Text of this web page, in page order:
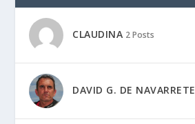
CLAUDINA 2 Posts
DAVID G. DE NAVARRETE